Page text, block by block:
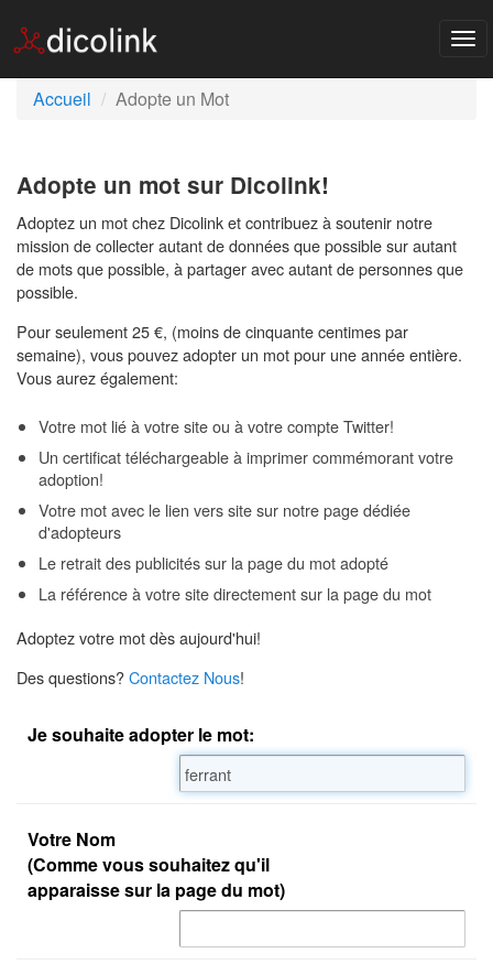
Accueil
Adopte un Mot
Adopte un mot sur Dicolink!
Adoptez un mot chez Dicolink et contribuez à soutenir notre
mission de collecter autant de données que possible sur autant
de mots que possible, à partager avec autant de personnes que
possible.
Pour seulement 25 €, (moins de cinquante centimes par
semaine), vous pouvez adopter un mot pour une année entière.
Vous aurez également:
Votre mot lié à votre site ou à votre compte Twitter!
Un certificat téléchargeable à imprimer commémorant votre
adoption!
Votre mot avec le lien vers site sur notre page dédiée
d'adopteurs
Le retrait des publicités sur la page du mot adopté
La référence à votre site directement sur la page du mot
Adoptez votre mot dès aujourd'hui!
Des questions?Contactez Nous!
Je souhaite adopter le mot:
Votre Nom
(Comme vous souhaitez qu'il
apparaisse sur la page du mot)